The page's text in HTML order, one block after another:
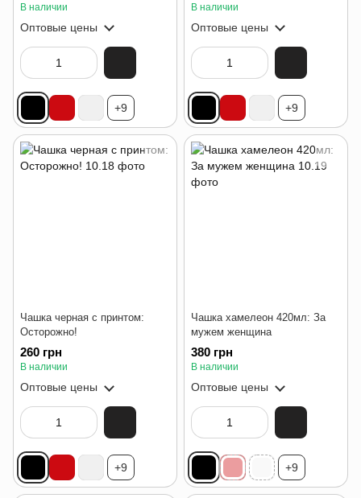
В наличии
Оптовые цены
+9
В наличии
Оптовые цены
+9
Чашка черная с принтом:
Осторожно!
260 грн
В наличии
Оптовые цены
+9
Чашка хамелеон 420мл: За
мужем женщина
380 грн
В наличии
Оптовые цены
+9